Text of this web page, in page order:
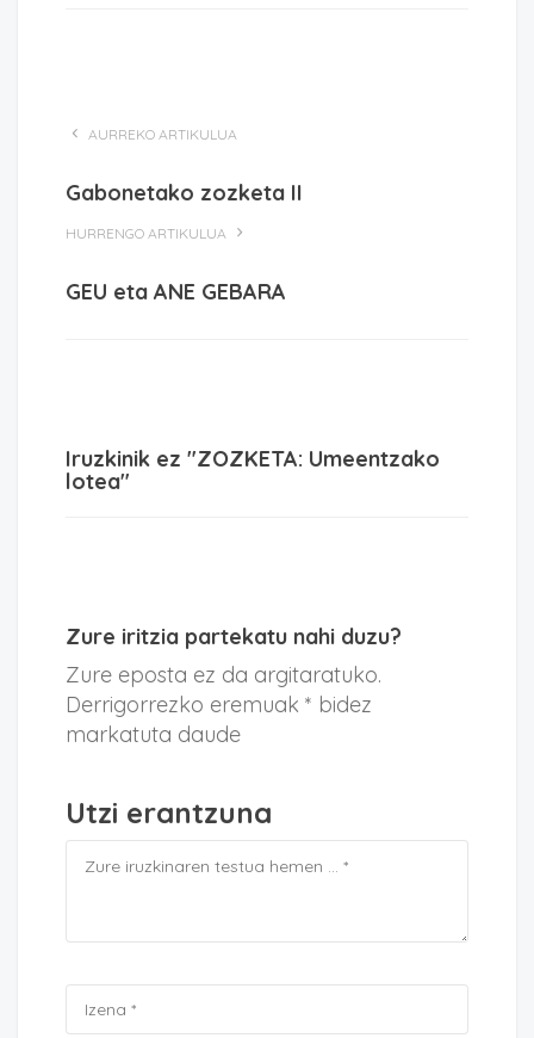
AURREKO ARTIKULUA
Gabonetako zozketa II
HURRENGO ARTIKULUA
GEU eta ANE GEBARA
Iruzkinik ez "ZOZKETA: Umeentzako
lotea"
Zure iritzia partekatu nahi duzu?
Zure eposta ez da argitaratuko.
Derrigorrezko eremuak * bidez
markatuta daude
Utzi erantzuna